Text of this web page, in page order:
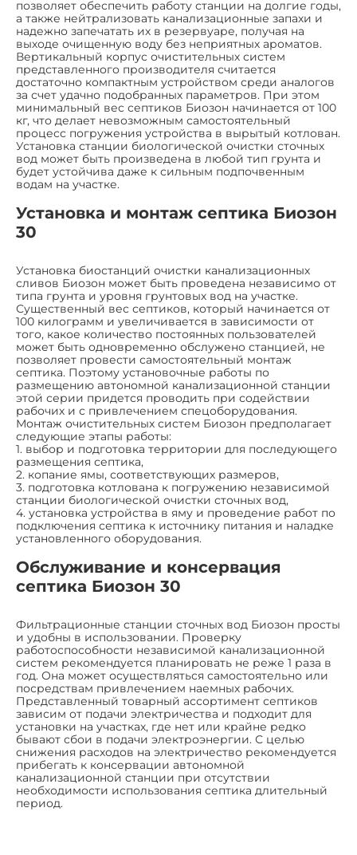
позволяет обеспечить работу станции на долгие годы,
а также нейтрализовать канализационные запахи и
надежно запечатать их в резервуаре, получая на
выходе очищенную воду без неприятных ароматов.
Вертикальный корпус очистительных систем
представленного производителя считается
достаточно компактным устройством среди аналогов
за счет удачно подобранных параметров. При этом
минимальный вес септиков Биозон начинается от 100
кг, что делает невозможным самостоятельный
процесс погружения устройства в вырытый котлован.
Установка станции биологической очистки сточных
вод может быть произведена в любой тип грунта и
будет устойчива даже к сильным подпочвенным
водам на участке.
Установка и монтаж септика Биозон
30
Установка биостанций очистки канализационных
сливов Биозон может быть проведена независимо от
типа грунта и уровня грунтовых вод на участке.
Существенный вес септиков, который начинается от
100 килограмм и увеличивается в зависимости от
того, какое количество постоянных пользователей
может быть одновременно обслужено станцией, не
позволяет провести самостоятельный монтаж
септика. Поэтому установочные работы по
размещению автономной канализационной станции
этой серии придется проводить при содействии
рабочих и с привлечением спецоборудования.
Монтаж очистительных систем Биозон предполагает
следующие этапы работы:
1. выбор и подготовка территории для последующего
размещения септика,
2. копание ямы, соответствующих размеров,
3. подготовка котлована к погружению независимой
станции биологической очистки сточных вод,
4. установка устройства в яму и проведение работ по
подключения септика к источнику питания и наладке
установленного оборудования.
Обслуживание и консервация
септика Биозон 30
Фильтрационные станции сточных вод Биозон просты
и удобны в использовании. Проверку
работоспособности независимой канализационной
систем рекомендуется планировать не реже 1 раза в
год. Она может осуществляться самостоятельно или
посредствам привлечением наемных рабочих.
Представленный товарный ассортимент септиков
зависим от подачи электричества и подходит для
установки на участках, где нет или крайне редко
бывают сбои в подачи электроэнергии. С целью
снижения расходов на электричество рекомендуется
прибегать к консервации автономной
канализационной станции при отсутствии
необходимости использования септика длительный
период.